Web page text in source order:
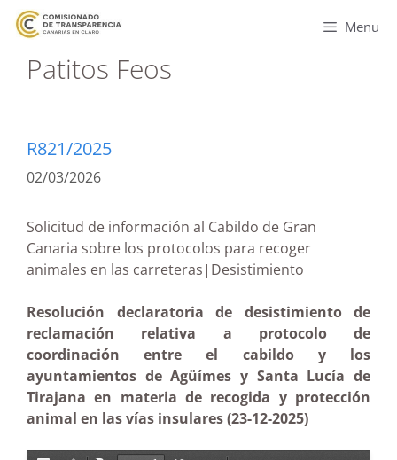
Menu
Patitos Feos
R821/2025
02/03/2026
Solicitud de información al Cabildo de Gran
Canaria sobre los protocolos para recoger
animales en las carreteras|Desistimiento
Resolución declaratoria de desistimiento de
reclamación relativa a protocolo de
coordinación entre el cabildo y los
ayuntamientos de Agüímes y Santa Lucía de
Tirajana en materia de recogida y protección
animal en las vías insulares (23-12-2025)